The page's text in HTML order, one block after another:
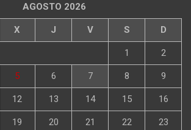
AGOSTO 2026
X J V S D
1 2
5 6 7 8 9
12 13 14 15 16
19 20 21 22 23